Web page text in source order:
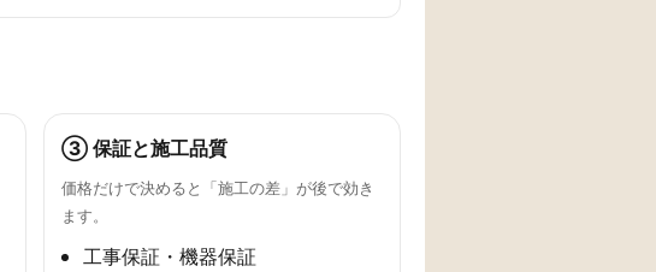
③ 保証と施工品質
価格だけで決めると「施工の差」が後で効き
ます。
工事保証・機器保証